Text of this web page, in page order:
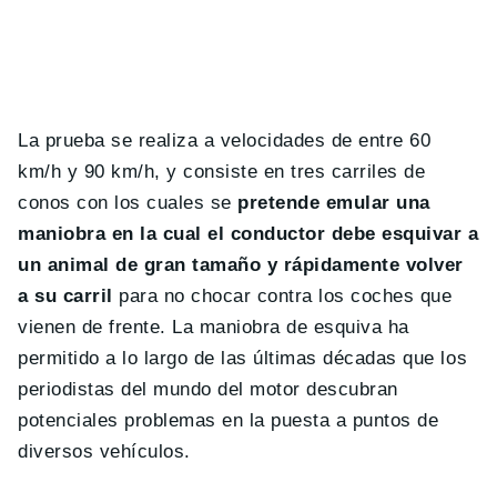
La prueba se realiza a velocidades de entre 60
km/h y 90 km/h, y consiste en tres carriles de
conos con los cuales se pretende emular una
maniobra en la cual el conductor debe esquivar a
un animal de gran tamaño y rápidamente volver
a su carril para no chocar contra los coches que
vienen de frente. La maniobra de esquiva ha
permitido a lo largo de las últimas décadas que los
periodistas del mundo del motor descubran
potenciales problemas en la puesta a puntos de
diversos vehículos.